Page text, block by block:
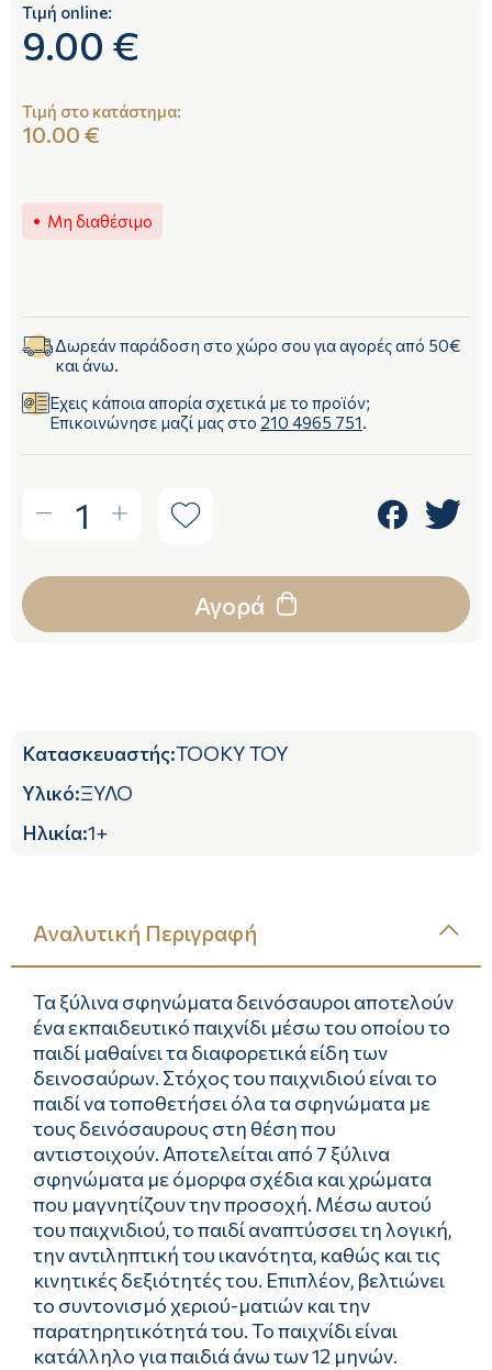
Τιμή online:
9.00 €
Τιμή στο κατάστημα:
10.00 €
Μη διαθέσιμο
Δωρεάν παράδοση στο χώρο σου για αγορές από 50€
και άνω.
Έχεις κάποια απορία σχετικά με το προϊόν;
Επικοινώνησε μαζί μας στο 210 4965 751.
1
Αγορά
Κατασκευαστής:TOOKY TOY
Υλικό:ΞΥΛΟ
Ηλικία:1+
Αναλυτική Περιγραφή
Τα ξύλινα σφηνώματα δεινόσαυροι αποτελούν
ένα εκπαιδευτικό παιχνίδι μέσω του οποίου το
παιδί μαθαίνει τα διαφορετικά είδη των
δεινοσαύρων. Στόχος του παιχνιδιού είναι το
παιδί να τοποθετήσει όλα τα σφηνώματα με
τους δεινόσαυρους στη θέση που
αντιστοιχούν. Αποτελείται από 7 ξύλινα
σφηνώματα με όμορφα σχέδια και χρώματα
που μαγνητίζουν την προσοχή. Μέσω αυτού
του παιχνιδιού, το παιδί αναπτύσσει τη λογική,
την αντιληπτική του ικανότητα, καθώς και τις
κινητικές δεξιότητές του. Επιπλέον, βελτιώνει
το συντονισμό χεριού-ματιών και την
παρατηρητικότητά του. Το παιχνίδι είναι
κατάλληλο για παιδιά άνω των 12 μηνών.